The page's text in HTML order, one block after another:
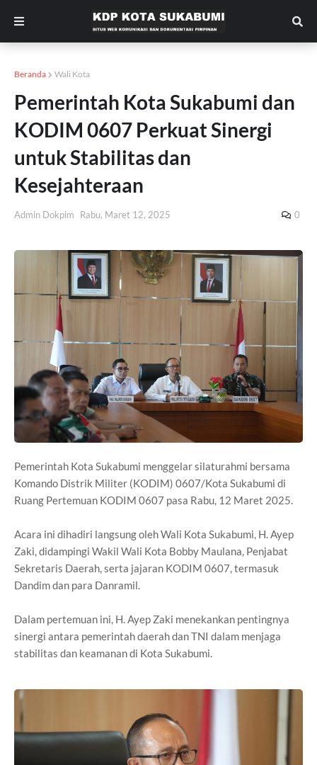
Beranda Wali Kota
Pemerintah Kota Sukabumi dan
KODIM 0607 Perkuat Sinergi
untuk Stabilitas dan
Kesejahteraan
Admin Dokpim Rabu, Maret 12, 2025 0
Pemerintah Kota Sukabumi menggelar silaturahmi bersama
Komando Distrik Militer (KODIM) 0607/Kota Sukabumi di
Ruang Pertemuan KODIM 0607 pasa Rabu, 12 Maret 2025.
Acara ini dihadiri langsung oleh Wali Kota Sukabumi, H. Ayep
Zaki, didampingi Wakil Wali Kota Bobby Maulana, Penjabat
Sekretaris Daerah, serta jajaran KODIM 0607, termasuk
Dandim dan para Danramil.
Dalam pertemuan ini, H. Ayep Zaki menekankan pentingnya
sinergi antara pemerintah daerah dan TNI dalam menjaga
stabilitas dan keamanan di Kota Sukabumi.